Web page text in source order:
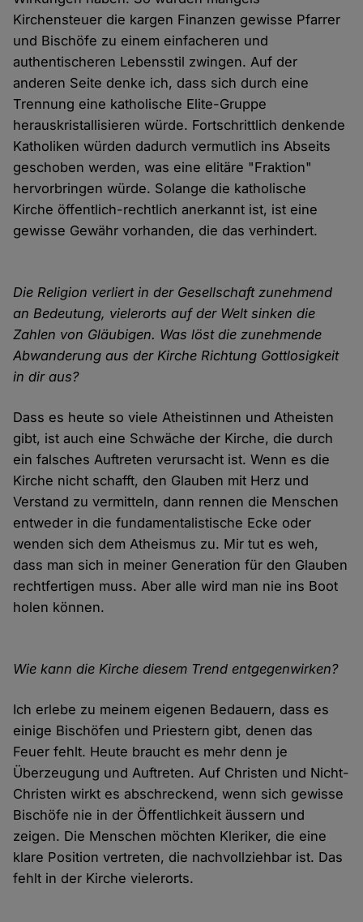
Kirchensteuer die kargen Finanzen gewisse Pfarrer
und Bischöfe zu einem einfacheren und
authentischeren Lebensstil zwingen. Auf der
anderen Seite denke ich, dass sich durch eine
Trennung eine katholische Elite-Gruppe
herauskristallisieren würde. Fortschrittlich denkende
Katholiken würden dadurch vermutlich ins Abseits
geschoben werden, was eine elitäre "Fraktion"
hervorbringen würde. Solange die katholische
Kirche öffentlich-rechtlich anerkannt ist, ist eine
gewisse Gewähr vorhanden, die das verhindert.
Die Religion verliert in der Gesellschaft zunehmend
an Bedeutung, vielerorts auf der Welt sinken die
Zahlen von Gläubigen. Was löst die zunehmende
Abwanderung aus der Kirche Richtung Gottlosigkeit
in dir aus?
Dass es heute so viele Atheistinnen und Atheisten
gibt, ist auch eine Schwäche der Kirche, die durch
ein falsches Auftreten verursacht ist. Wenn es die
Kirche nicht schafft, den Glauben mit Herz und
Verstand zu vermitteln, dann rennen die Menschen
entweder in die fundamentalistische Ecke oder
wenden sich dem Atheismus zu. Mir tut es weh,
dass man sich in meiner Generation für den Glauben
rechtfertigen muss. Aber alle wird man nie ins Boot
holen können.
Wie kann die Kirche diesem Trend entgegenwirken?
Ich erlebe zu meinem eigenen Bedauern, dass es
einige Bischöfen und Priestern gibt, denen das
Feuer fehlt. Heute braucht es mehr denn je
Überzeugung und Auftreten. Auf Christen und Nicht-
Christen wirkt es abschreckend, wenn sich gewisse
Bischöfe nie in der Öffentlichkeit äussern und
zeigen. Die Menschen möchten Kleriker, die eine
klare Position vertreten, die nachvollziehbar ist. Das
fehlt in der Kirche vielerorts.